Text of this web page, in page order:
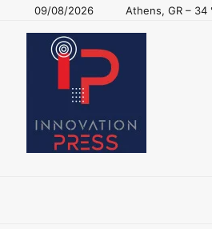
09/08/2026 Athens, GR – 34